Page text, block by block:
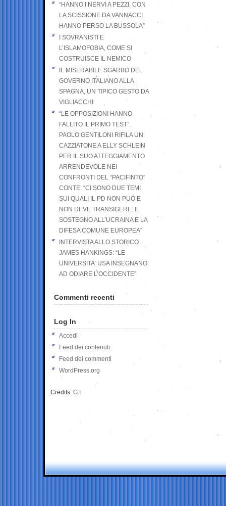
“HANNO I NERVI A PEZZI, CON
LA SCISSIONE DA VANNACCI
HANNO PERSO LA BUSSOLA”
I SOVRANISTI E
L’ISLAMOFOBIA, COME SI
COSTRUISCE IL NEMICO
IL MISERABILE SGARBO DEL
GOVERNO ITALIANO ALLA
SPAGNA, UN TIPICO GESTO DA
VIGLIACCHI
“LE OPPOSIZIONI HANNO
FALLITO IL PRIMO TEST”.
PAOLO GENTILONI RIFILA UN
CAZZIATONE A ELLY SCHLEIN
PER IL SUO ATTEGGIAMENTO
ARRENDEVOLE NEI
CONFRONTI DEL “PACIFINTO”
CONTE: “CI SONO DUE TEMI
SUI QUALI IL PD NON PUÒ E
NON DEVE TRANSIGERE: IL
SOSTEGNO ALL’UCRAINA E LA
DIFESA COMUNE EUROPEA”
INTERVISTA ALLO STORICO
JAMES HANKINGS: “LE
UNIVERSITA’ USA INSEGNANO
AD ODIARE L’OCCIDENTE”
Commenti recenti
Log In
Accedi
Feed dei contenuti
Feed dei commenti
WordPress.org
Credits: G.I